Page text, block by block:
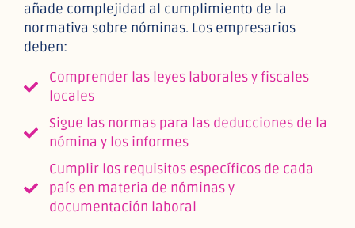
añade complejidad al cumplimiento de la
normativa sobre nóminas. Los empresarios
deben:
Comprender las leyes laborales y fiscales
locales
Sigue las normas para las deducciones de la
nómina y los informes
Cumplir los requisitos específicos de cada
país en materia de nóminas y
documentación laboral